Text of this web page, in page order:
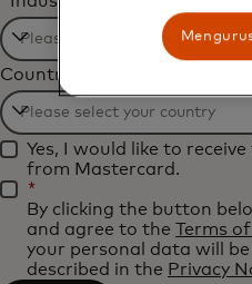
Filtering
will
be
applied
after
3
characters.
Country
Filtering
will
be
applied
after
Yes, I would like to
from Mastercard.
*
By clicking the button
and agree to the Terms of
your personal data will
described in the Privacy